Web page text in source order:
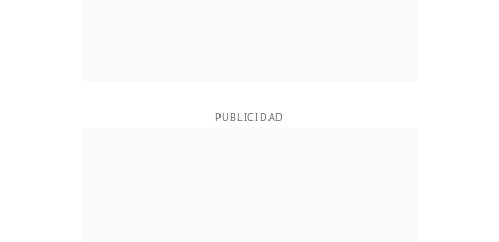
PUBLICIDAD